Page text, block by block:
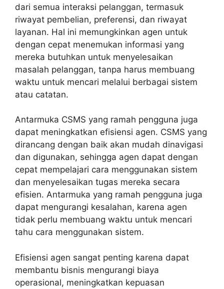
dari semua interaksi pelanggan, termasuk
riwayat pembelian, preferensi, dan riwayat
layanan. Hal ini memungkinkan agen untuk
dengan cepat menemukan informasi yang
mereka butuhkan untuk menyelesaikan
masalah pelanggan, tanpa harus membuang
waktu untuk mencari melalui berbagai sistem
atau catatan.
Antarmuka CSMS yang ramah pengguna juga
dapat meningkatkan efisiensi agen. CSMS yang
dirancang dengan baik akan mudah dinavigasi
dan digunakan, sehingga agen dapat dengan
cepat mempelajari cara menggunakan sistem
dan menyelesaikan tugas mereka secara
efisien. Antarmuka yang ramah pengguna juga
dapat mengurangi kesalahan, karena agen
tidak perlu membuang waktu untuk mencari
tahu cara menggunakan sistem.
Efisiensi agen sangat penting karena dapat
membantu bisnis mengurangi biaya
operasional, meningkatkan kepuasan